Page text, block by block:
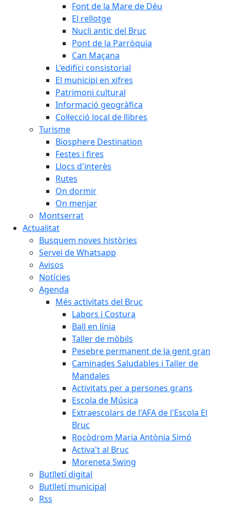
Font de la Mare de Déu
El rellotge
Nucli antic del Bruc
Pont de la Parròquia
Can Maçana
L'edifici consistorial
El municipi en xifres
Patrimoni cultural
Informació geogràfica
Col·lecció local de llibres
Turisme
Biosphere Destination
Festes i fires
Llocs d'interès
Rutes
On dormir
On menjar
Montserrat
Actualitat
Busquem noves històries
Servei de Whatsapp
Avisos
Notícies
Agenda
Més activitats del Bruc
Labors i Costura
Ball en línia
Taller de mòbils
Pesebre permanent de la gent gran
Caminades Saludables i Taller de
Mandales
Activitats per a persones grans
Escola de Música
Extraescolars de l'AFA de l'Escola El
Bruc
Rocòdrom Maria Antònia Simó
Activa't al Bruc
Moreneta Swing
Butlletí digital
Butlletí municipal
Rss